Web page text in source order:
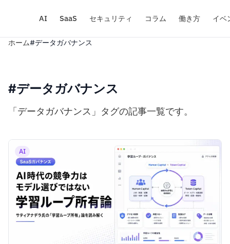
AI SaaS セキュリティ コラム 働き方 イベ
ホーム#データガバナンス
#データガバナンス
「データガバナンス」タグの記事一覧です。
AI